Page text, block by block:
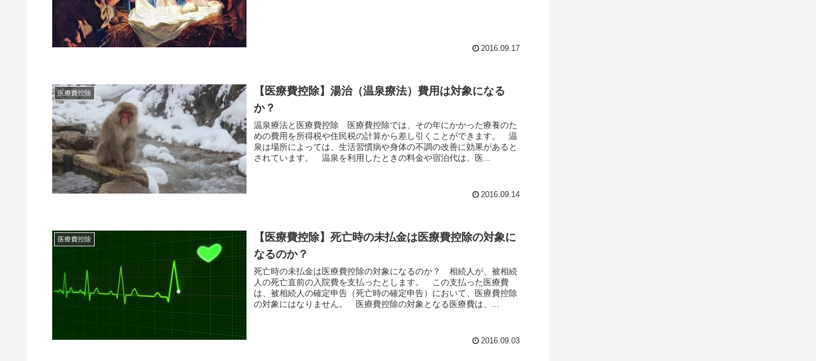
2016.09.17
医療費控除
【医療費控除】湯治（温泉療法）費用は対象になる
か？
温泉療法と医療費控除 医療費控除では、その年にかかった療養のた
めの費用を所得税や住民税の計算から差し引くことができます。 温
泉は場所によっては、生活習慣病や身体の不調の改善に効果があると
されています。 温泉を利用したときの料金や宿泊代は、医...
2016.09.14
医療費控除
【医療費控除】死亡時の未払金は医療費控除の対象に
なるのか？
死亡時の未払金は医療費控除の対象になるのか？ 相続人が、被相続
人の死亡直前の入院費を支払ったとします。 この支払った医療費
は、被相続人の確定申告（死亡時の確定申告）において、医療費控除
の対象にはなりません。 医療費控除の対象となる医療費は、...
2016.09.03